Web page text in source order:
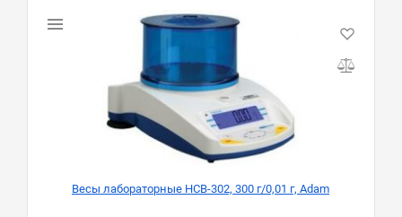
Весы лабораторные HCB-302, 300 г/0,01 г, Adam